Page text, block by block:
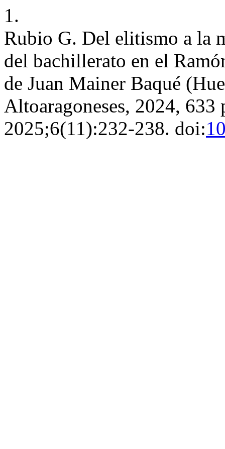
1.
Rubio G. Del elitismo a la
del bachillerato en el
de Juan Mainer Baqué
Altoaragoneses, 2024,
2025;6(11):232-238. doi: